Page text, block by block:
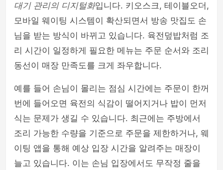
대기 관리의 디지털화입니다. 키오스크, 테이블오더,
모바일 웨이팅 시스템이 확산되면서 방송 맛집도 손
님을 받는 방식이 바뀌고 있습니다. 육전덮밥처럼 조
리 시간이 일정하게 필요한 메뉴는 주문 순서와 조리
동선이 매장 만족도를 크게 좌우합니다.
예를 들어 손님이 몰리는 점심 시간에는 주문이 한꺼
번에 들어오면 육전의 식감이 떨어지거나 밥이 먼저
식는 문제가 생길 수 있습니다. 최근에는 주방에서
조리 가능한 수량을 기준으로 주문을 제한하거나, 웨
이팅 앱을 통해 예상 입장 시간을 알려주는 매장이
늘고 있습니다. 이는 손님 입장에서도 무작정 줄을